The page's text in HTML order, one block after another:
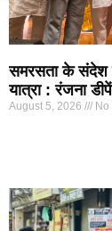
समरसता के संदेश
यात्रा : रंजना
August 5, 2026 No